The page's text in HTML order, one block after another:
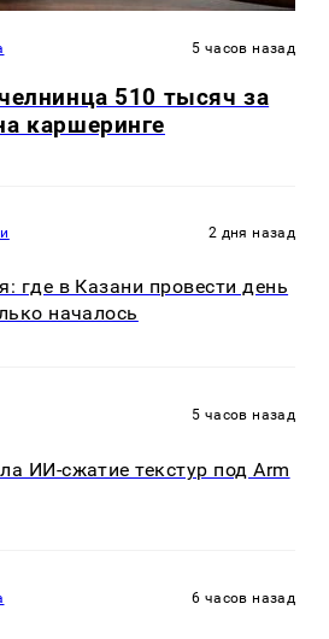
5 часов назад
510 тысяч за
каршеринге
2 дня назад
где в Казани провести день
началось
5 часов назад
ИИ-сжатие текстур под Arm
6 часов назад